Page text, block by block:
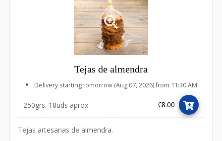
Tejas de almendra
Delivery starting tomorrow (Aug 07, 2026) from 11:30 AM
250grs. 18uds aprox €8.00
Tejas artesanas de almendra.